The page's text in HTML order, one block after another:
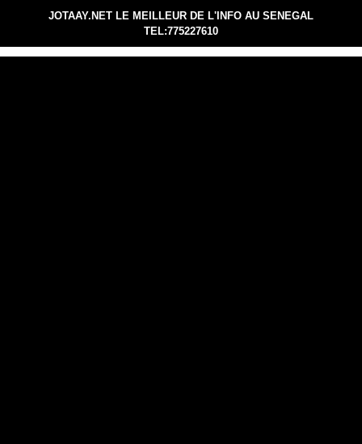
JOTAAY.NET LE MEILLEUR DE L'INFO AU SENEGAL
TEL:775227610